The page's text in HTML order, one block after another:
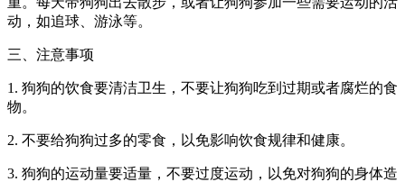
动，如追球、游泳等。
三、注意事项
1. 狗狗的饮食要清洁卫生，不要让狗狗吃到过期或者腐烂的食
物。
2. 不要给狗狗过多的零食，以免影响饮食规律和健康。
3. 狗狗的运动量要适量，不要过度运动，以免对狗狗的身体造